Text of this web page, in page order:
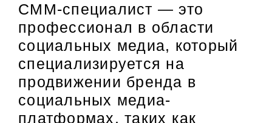
СММ-специалист — это
профессионал в области
социальных медиа, который
специализируется на
продвижении бренда в
социальных медиа-
платформах, таких как